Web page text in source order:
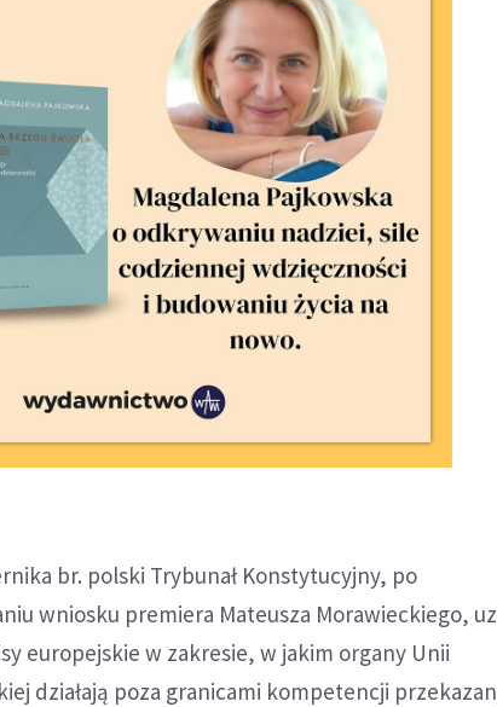
br. polski Trybunał Konstytucyjny, po
wniosku premiera Mateusza Morawieckiego,
europejskie w zakresie, w jakim organy Unii
działają poza granicami kompetencji